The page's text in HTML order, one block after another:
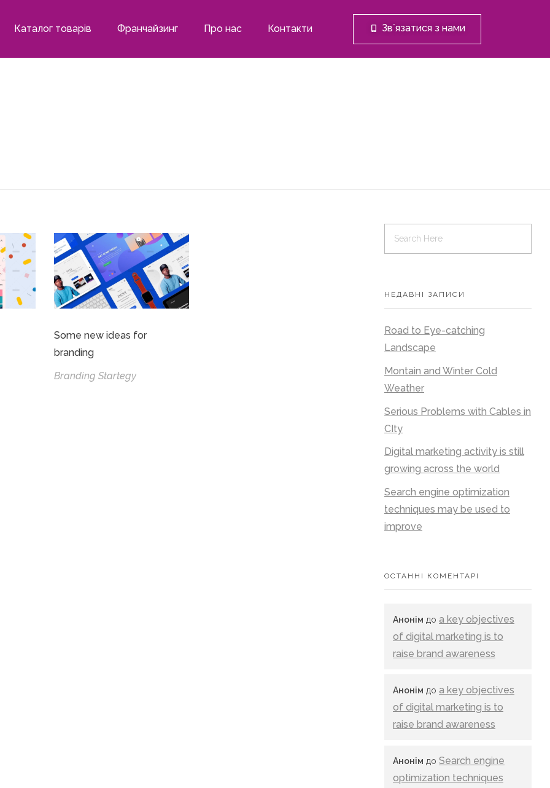
Каталог товарів Франчайзинг Про нас Контакти Звʼязатися з нами
Some new ideas for
branding
Branding Startegy
НЕДАВНІ ЗАПИСИ
Road to Eye-catching
Landscape
Montain and Winter Cold
Weather
Serious Problems with Cables in
CIty
Digital marketing activity is still
growing across the world
Search engine optimization
techniques may be used to
improve
ОСТАННІ КОМЕНТАРІ
Анонім до a key objectives
of digital marketing is to
raise brand awareness
Анонім до a key objectives
of digital marketing is to
raise brand awareness
Анонім до Search engine
optimization techniques